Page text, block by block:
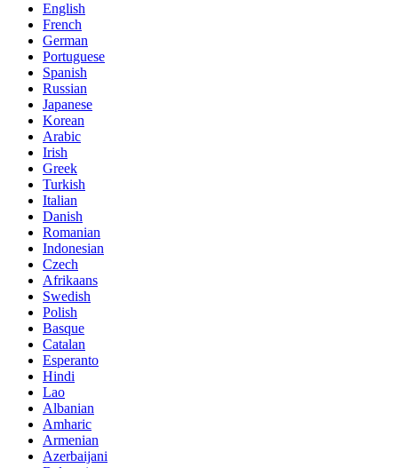
English
French
German
Portuguese
Spanish
Russian
Japanese
Korean
Arabic
Irish
Greek
Turkish
Italian
Danish
Romanian
Indonesian
Czech
Afrikaans
Swedish
Polish
Basque
Catalan
Esperanto
Hindi
Lao
Albanian
Amharic
Armenian
Azerbaijani